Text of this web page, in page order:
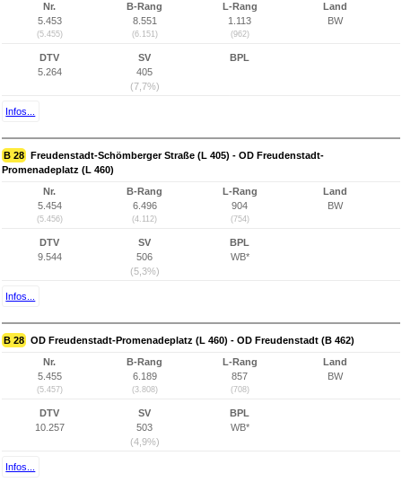
Nr.
5.453
(5.455)
B-Rang
8.551
(6.151)
L-Rang
1.113
(962)
Land
BW
DTV
5.264
SV
405
(7,7%)
BPL
Infos...
B 28 Freudenstadt-Schömberger Straße (L 405) - OD Freudenstadt-
Promenadeplatz (L 460)
Nr.
5.454
(5.456)
B-Rang
6.496
(4.112)
L-Rang
904
(754)
Land
BW
DTV
9.544
SV
506
(5,3%)
BPL
WB*
Infos...
B 28 OD Freudenstadt-Promenadeplatz (L 460) - OD Freudenstadt (B 462)
Nr.
5.455
(5.457)
B-Rang
6.189
(3.808)
L-Rang
857
(708)
Land
BW
DTV
10.257
SV
503
(4,9%)
BPL
WB*
Infos...